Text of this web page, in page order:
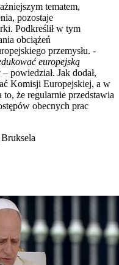
tematem,
pozostaje
Podkreślił w tym
obciążeń
przemysłu. -
europejską
– powiedział. Jak dodał,
Komisji Europejskiej, a w
że regularnie przedstawia
obecnych prac